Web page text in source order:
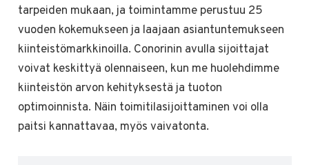
tarpeiden mukaan, ja toimintamme perustuu 25
vuoden kokemukseen ja laajaan asiantuntemukseen
kiinteistömarkkinoilla. Conorinin avulla sijoittajat
voivat keskittyä olennaiseen, kun me huolehdimme
kiinteistön arvon kehityksestä ja tuoton
optimoinnista. Näin toimitilasijoittaminen voi olla
paitsi kannattavaa, myös vaivatonta.